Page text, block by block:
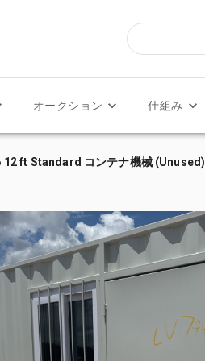
オークション 仕組み
12 ft Standard コンテナ機械 (Unused)